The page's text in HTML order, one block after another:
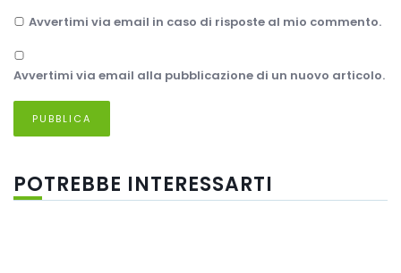
Avvertimi via email in caso di risposte al mio commento.
Avvertimi via email alla pubblicazione di un nuovo articolo.
POTREBBE INTERESSARTI